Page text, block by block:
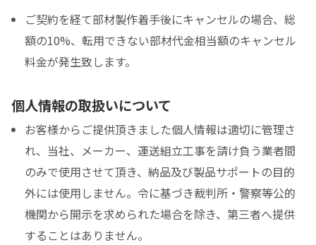
ご契約を経て部材製作着手後にキャンセルの場合、総
額の10%、転用できない部材代金相当額のキャンセル
料金が発生致します。
個人情報の取扱いについて
お客様からご提供頂きました個人情報は適切に管理さ
れ、当社、メーカー、運送組立工事を請け負う業者間
のみで使用させて頂き、納品及び製品サポートの目的
外には使用しません。令に基づき裁判所・警察等公的
機関から開示を求められた場合を除き、第三者へ提供
することはありません。